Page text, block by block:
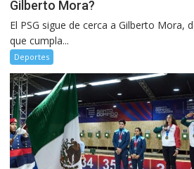
Gilberto Mora?
El PSG sigue de cerca a Gilberto Mora,
que cumpla...
Deportes